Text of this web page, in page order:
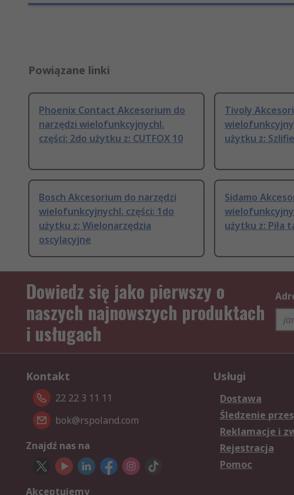
Powiązane linki
Phoenix Contact Akcesorium do
narzędzi wielofunkcyjnychl.
części: 2do użytku z: CUTFOX 10
Tivoly
użytku z:
Bosch Akcesorium do narzędzi
wielofunkcyjnychl. części: 1do
użytku z: Wielonarzędzia
oscylacyjne
Sidamo
użytku z: Piła
Dowiedz się jako pierwszy o
naszych najnowszych produktach
i usługach
Kontakt
22 22 3 11 11
bok@rspoland.com
Znajdź nas na
Akceptujemy
Usługi
Dostawa
Śledzenie
Reklamacje i
Rejestracja
Pomoc